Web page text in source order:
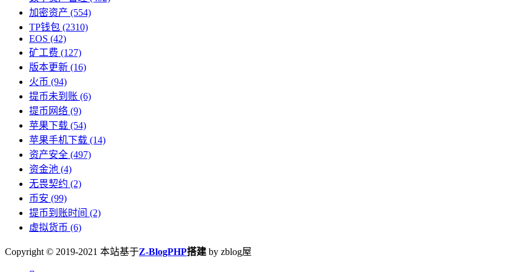
加密资产 (554)
TP钱包 (2310)
EOS (42)
矿工费 (127)
版本更新 (16)
火币 (94)
提币未到账 (6)
提币网络 (9)
苹果下载 (54)
苹果手机下载 (14)
资产安全 (497)
资金池 (4)
无畏契约 (2)
币安 (99)
提币到账时间 (2)
虚拟货币 (6)
Copyright © 2019-2021 本站基于Z-BlogPHP搭建 by zblog屋